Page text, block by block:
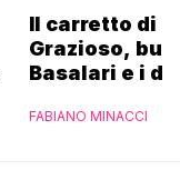
Il carretto di
Grazioso,
Basalari e i
Ferrero”
FABIANO MINACCI